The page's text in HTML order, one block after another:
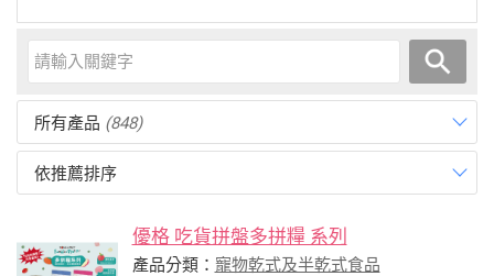
所有產品 (848)
依推薦排序
優格 吃貨拼盤多拼糧 系列
產品分類： 寵物乾式及半乾式食品